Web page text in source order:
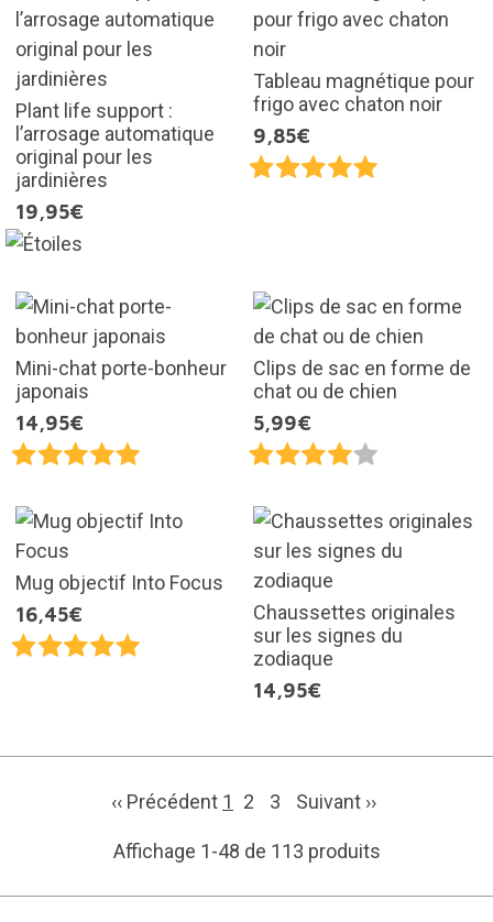
Plant life support :
l’arrosage automatique
original pour les
jardinières
19,95€
Tableau magnétique pour
frigo avec chaton noir
9,85€
Mini-chat porte-bonheur
japonais
14,95€
Clips de sac en forme de
chat ou de chien
5,99€
Mug objectif Into Focus
16,45€
Chaussettes originales
sur les signes du
zodiaque
14,95€
‹‹ Précédent 1 2 3 Suivant ››
Affichage 1-48 de 113 produits